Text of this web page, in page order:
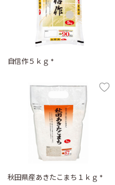
自信作５ｋｇ *
秋田県産あきたこまち１ｋｇ *